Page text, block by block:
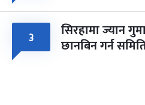
३ सिरहामा ज्यान
छानबिन गर्न